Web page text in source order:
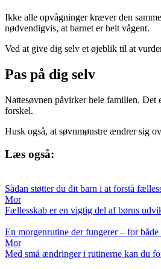
Ikke alle opvågninger kræver den
nødvendigvis, at barnet er helt vågent.
Ved at give dig selv et øjeblik til at
Pas på dig selv
Nattesøvnen påvirker hele familien.
forskel.
Husk også, at søvnmønstre ændrer sig
Læs også:
Sådan støtter du dit barn i at forstå
Mor
Fællesskab er en vigtig del af børns
En morgenrutine der fungerer – for
Mor
Med små ændringer i rutinerne kan du